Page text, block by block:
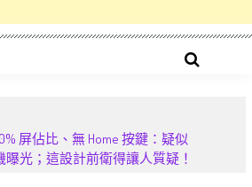
屏佔比、無 Home 按鍵：疑似
曝光；這設計前衛得讓人質疑！